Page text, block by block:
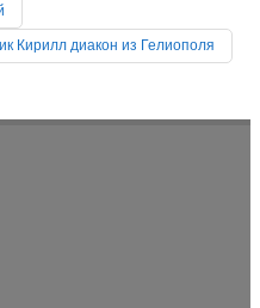
Кирилл диакон из Гелиополя